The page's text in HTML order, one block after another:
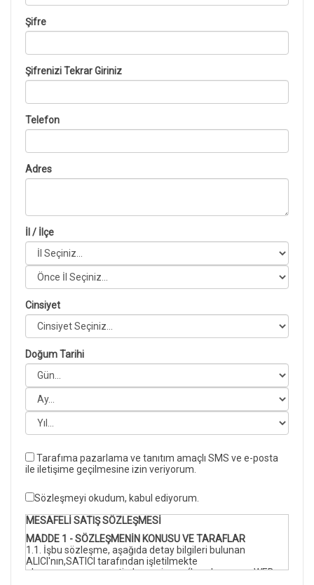
Şifre
Şifrenizi Tekrar Giriniz
Telefon
Adres
İl / İlçe
Cinsiyet
Doğum Tarihi
Tarafıma pazarlama ve tanıtım amaçlı SMS ve e-posta
ile iletişime geçilmesine izin veriyorum.
Sözleşmeyi okudum, kabul ediyorum.
MESAFELİ SATIŞ SÖZLEŞMESİ
MADDE 1 - SÖZLEŞMENİN KONUSU VE TARAFLAR
1.1. İşbu sözleşme, aşağıda detay bilgileri bulunan
ALICI'nın,SATICI tarafından işletilmekte
olan www.mermersatisdunyasi.com (bundan sonra WEB